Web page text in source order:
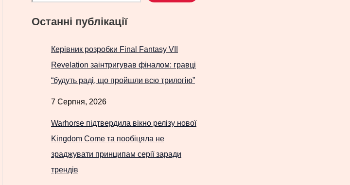
Останні публікації
Керівник розробки Final Fantasy VII
Revelation заінтригував фіналом: гравці
“будуть раді, що пройшли всю трилогію”
7 Серпня, 2026
Warhorse підтвердила вікно релізу нової
Kingdom Come та пообіцяла не
зраджувати принципам серії заради
трендів